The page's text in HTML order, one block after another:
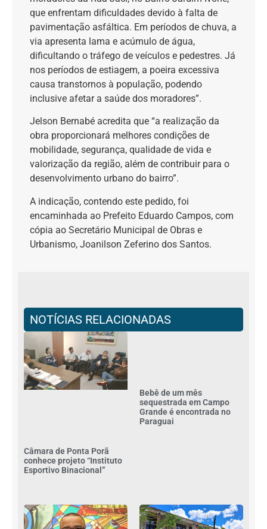
que enfrentam dificuldades devido à falta de
pavimentação asfáltica. Em períodos de chuva, a
via apresenta lama e acúmulo de água,
dificultando o tráfego de veículos e pedestres. Já
nos períodos de estiagem, a poeira excessiva
causa transtornos à população, podendo
inclusive afetar a saúde dos moradores”.
Jelson Bernabé acredita que “a realização da
obra proporcionará melhores condições de
mobilidade, segurança, qualidade de vida e
valorização da região, além de contribuir para o
desenvolvimento urbano do bairro”.
A indicação, contendo este pedido, foi
encaminhada ao Prefeito Eduardo Campos, com
cópia ao Secretário Municipal de Obras e
Urbanismo, Joanilson Zeferino dos Santos.
NOTÍCIAS RELACIONADAS
Câmara de Ponta Porã
conhece projeto “Instituto
Esportivo Binacional”
Bebê de um mês
sequestrada em Campo
Grande é encontrada no
Paraguai